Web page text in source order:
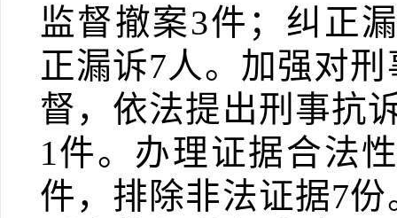
监督撤案3件；纠正
正漏诉7人。加强对
督，依法提出刑事抗
1件。办理证据合法
件，排除非法证据7份